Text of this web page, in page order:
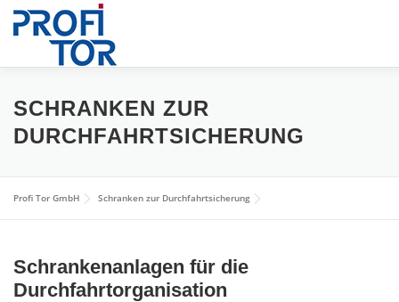
Zum
Inhalt
HOME INDUSTRIETORE
SCHRANKEN ZUR
DURCHFAHRTSICHERUNG
Profi Tor GmbH Schranken zur Durchfahrtsicherung
Schrankenanlagen für die
Durchfahrtorganisation